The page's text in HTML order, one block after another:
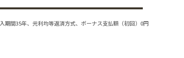
期間35年、元利均等返済方式、ボーナス支払額（初回）0円